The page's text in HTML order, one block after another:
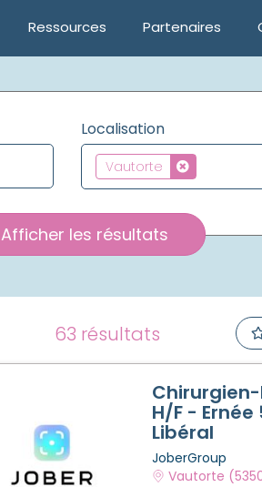
Ressources Partenaires
Localisation
Vautorte
Afficher les résultats
63 résultats
H/F - Ernée
Libéral
JoberGroup
Vautorte